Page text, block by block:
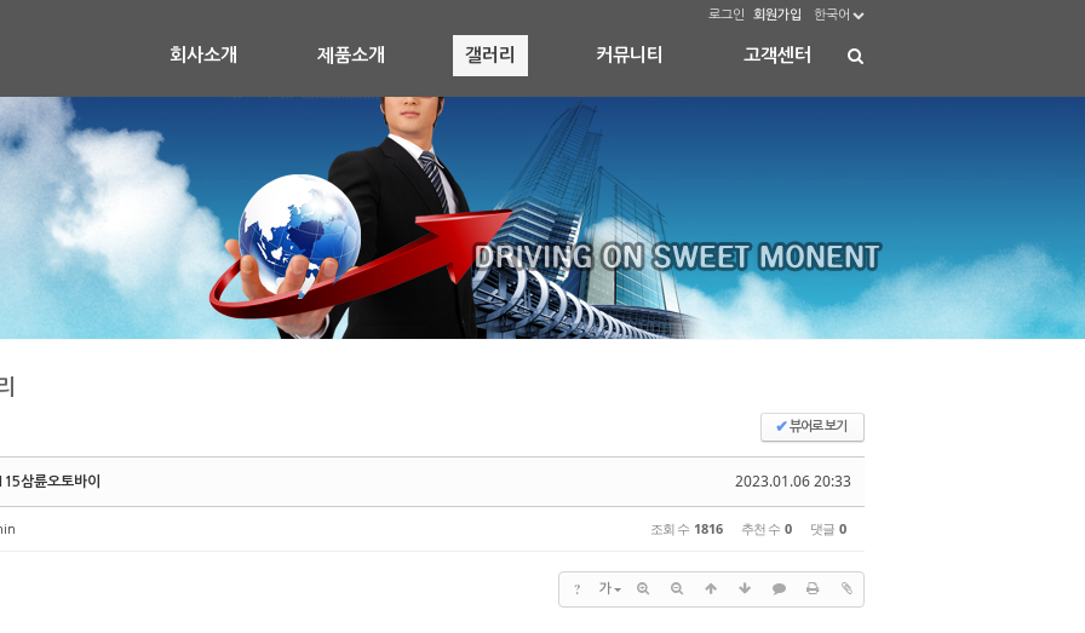
로그인 회원가입 한국어
회사소개 제품소개 갤러리 커뮤니티 고객센터
✔뷰어로 보기
2023.01.06 20:33
삼륜오토바이
조회 수 1816 추천 수 0 댓글 0
? 가